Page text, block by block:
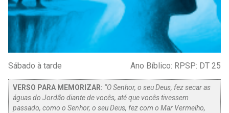
Sábado à tarde Ano Bíblico: RPSP: DT 25
VERSO PARA MEMORIZAR: “O Senhor, o seu Deus, fez secar as
águas do Jordão diante de vocês, até que vocês tivessem
passado, como o Senhor, o seu Deus, fez com o Mar Vermelho,